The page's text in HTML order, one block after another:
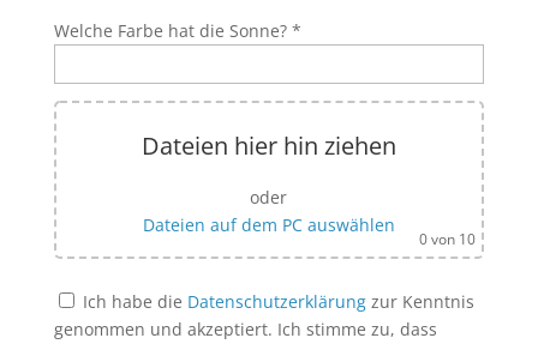
Welche Farbe hat die Sonne? *
Dateien hier hin ziehen
oder
Dateien auf dem PC auswählen
0von 10
Ich habe die Datenschutzerklärungzur Kenntnis
genommen und akzeptiert. Ich stimme zu, dass